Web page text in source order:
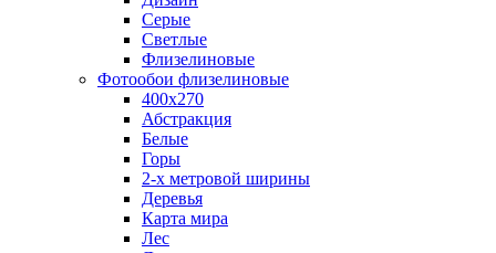
Серые
Светлые
Флизелиновые
Фотообои флизелиновые
400х270
Абстракция
Белые
Горы
2-х метровой ширины
Деревья
Карта мира
Лес